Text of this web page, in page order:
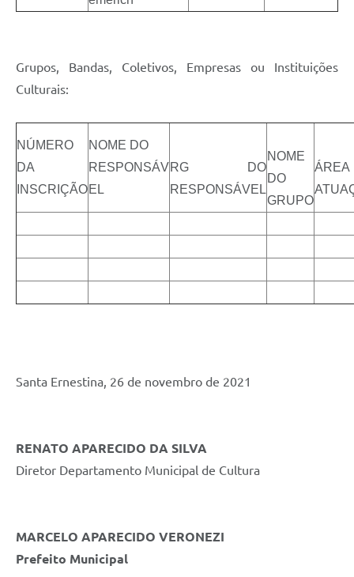
Grupos, Bandas, Coletivos, Empresas ou Instituições
Culturais:
NÚMERO
DA
INSCRIÇÃO
NOME DO
RESPONSÁV
EL
RG DO
RESPONSÁVEL
NOME
DO
GRUPO
Santa Ernestina, 26 de novembro de 2021
RENATO APARECIDO DA SILVA
Diretor Departamento Municipal de Cultura
MARCELO APARECIDO VERONEZI
Prefeito Municipal